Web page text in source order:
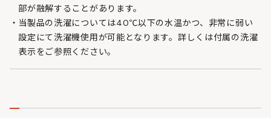
部が融解することがあります。
当製品の洗濯については40℃以下の水温かつ、非常に弱い
設定にて洗濯機使用が可能となります。詳しくは付属の洗濯
表示をご参照ください。